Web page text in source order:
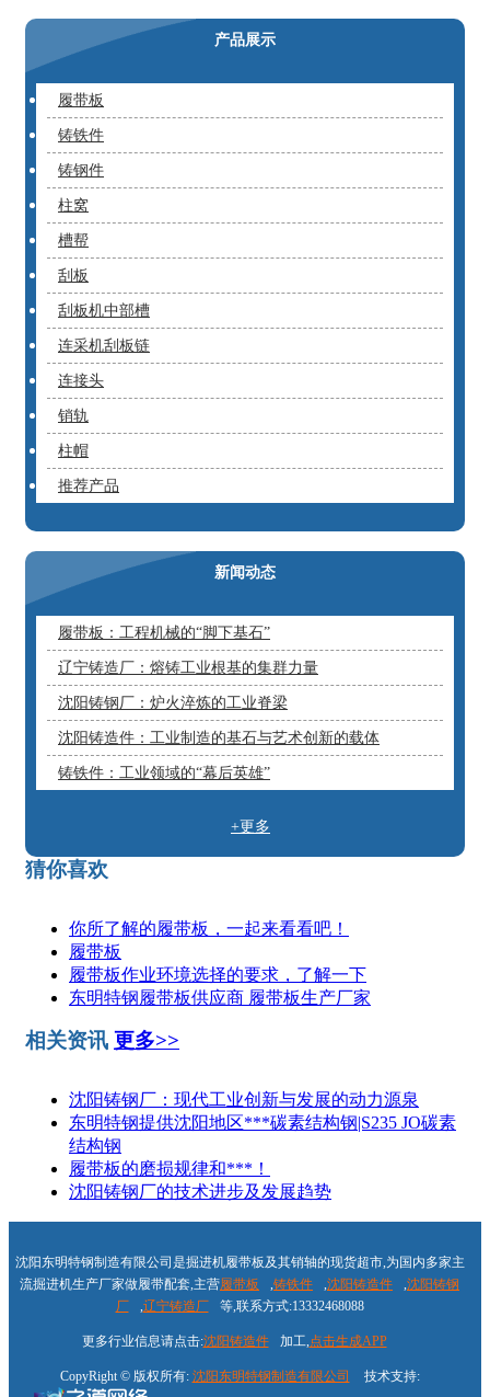
产品展示
履带板
铸铁件
铸钢件
柱窝
槽帮
刮板
刮板机中部槽
连采机刮板链
连接头
销轨
柱帽
推荐产品
新闻动态
履带板：工程机械的“脚下基石”
辽宁铸造厂：熔铸工业根基的集群力量
沈阳铸钢厂：炉火淬炼的工业脊梁
沈阳铸造件：工业制造的基石与艺术创新的载体
铸铁件：工业领域的“幕后英雄”
+更多
猜你喜欢
你所了解的履带板，一起来看看吧！
履带板
履带板​作业环境选择的要求，了解一下
东明特钢履带板供应商 履带板生产厂家
相关资讯 更多>>
沈阳铸钢厂：现代工业创新与发展的动力源泉
东明特钢提供沈阳地区***碳素结构钢|S235 JO碳素
结构钢
履带板的磨损规律和***！
沈阳铸钢厂的技术进步及发展趋势
沈阳东明特钢制造有限公司是掘进机履带板及其销轴的现货超市,为国内多家主
流掘进机生产厂家做履带配套,主营履带板 ,铸铁件 ,沈阳铸造件 ,沈阳铸钢
厂
,辽宁铸造厂 等,联系方式:13332468088
更多行业信息请点击:沈阳铸造件 加工,点击生成APP
CopyRight © 版权所有: 沈阳东明特钢制造有限公司 技术支持: